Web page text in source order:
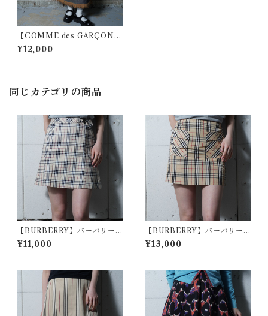
【COMME des GARÇON
S】コムデギャルソン "極美品”
99年製 フリンジデニムスカー
¥12,000
同じカテゴリの商品
【BURBERRY】バーバリー
ホースロゴバックル・ノバチ
ェックミニスカート beige
¥11,000
【BURBERRY】バーバリー
フロントポケットノバチェッ
クナイロン・キュプラミニス
¥13,000